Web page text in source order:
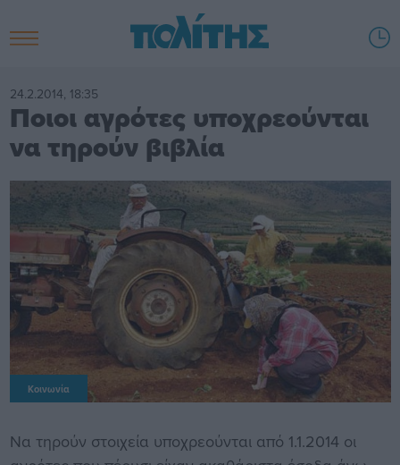
24.2.2014, 18:35
Ποιοι αγρότες υποχρεούνται
να τηρούν βιβλία
Κοινωνία
Να τηρούν στοιχεία υποχρεούνται από 1.1.2014 οι